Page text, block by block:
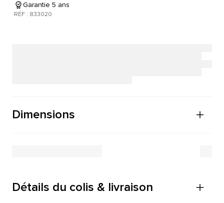
Garantie 5 ans
RÉF : 833020
Dimensions
Détails du colis & livraison